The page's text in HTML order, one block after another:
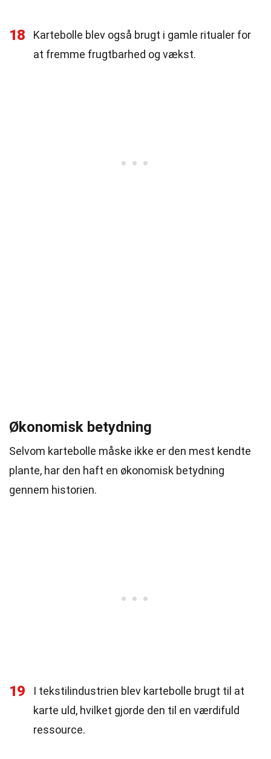
18
Kartebolle blev også brugt i gamle ritualer for
at fremme frugtbarhed og vækst.
Økonomisk betydning
Selvom kartebolle måske ikke er den mest kendte
plante, har den haft en økonomisk betydning
gennem historien.
19
I tekstilindustrien blev kartebolle brugt til at
karte uld, hvilket gjorde den til en værdifuld
ressource.